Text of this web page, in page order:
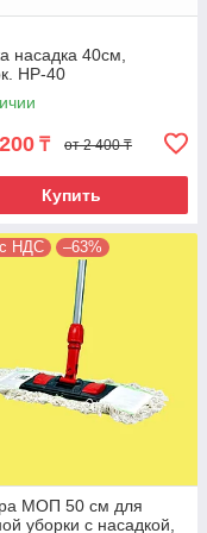
и поможем
магазине.
в
на
насадка 40см,
HP-40
₸ от 2 400 ₸
Купить
НДС –63%
МОП 50 см для
уборки с насадкой,